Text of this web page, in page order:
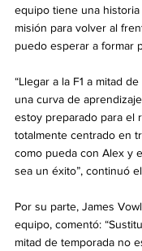
equipo tiene una
misión para volver al
puedo esperar a formar
“Llegar a la F1 a mitad
una curva de
estoy preparado para el
totalmente centrado en
como pueda con Alex y
sea un éxito”, continuó
Por su parte, James
equipo, comentó:
mitad de temporada no